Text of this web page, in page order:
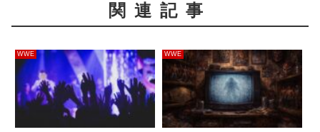
関連記事
WWE WWE